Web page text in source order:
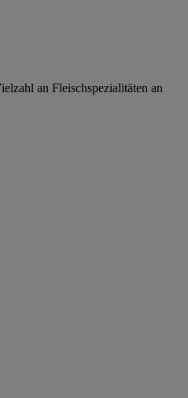
an Fleischspezialitäten an